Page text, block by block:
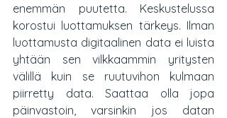
enemmän puutetta. Keskustelussa
korostui luottamuksen tärkeys. Ilman
luottamusta digitaalinen data ei luista
yhtään sen vilkkaammin yritysten
välillä kuin se ruutuvihon kulmaan
piirretty data. Saattaa olla jopa
päinvastoin, varsinkin jos datan